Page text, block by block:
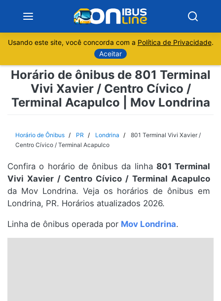
Sobre
Minas Gerais
Espírito Santo
Paraná
Santa Catarina
Usando este site, você concorda com a Política de Privacidade.
Aceitar
Horário de ônibus de 801 Terminal
Vivi Xavier / Centro Cívico /
Terminal Acapulco | Mov Londrina
Horário de Ônibus PR Londrina
801 Terminal Vivi Xavier /
Centro Cívico / Terminal Acapulco
Confira o horário de ônibus da linha 801 Terminal
Vivi Xavier / Centro Cívico / Terminal Acapulco
da Mov Londrina. Veja os horários de ônibus em
Londrina, PR. Horários atualizados 2026.
Linha de ônibus operada por Mov Londrina.